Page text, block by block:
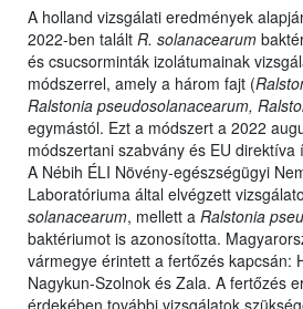
A holland vizsgálati eredmények
2022-ben talált R. solanacearum
és csucsorminták izolátumainak
módszerrel, amely a három fajt (
Ralstonia pseudosolanacearum,
egymástól. Ezt a módszert a 2022
módszertani szabvány és EU direktíva
A Nébih ÉLI Növény-egészségügyi
Laboratóriuma által elvégzett
solanacearum, mellett a Ralstonia
baktériumot is azonosította.
vármegye érintett a fertőzés kapcsán:
Nagykun-Szolnok és Zala. A fertőzés